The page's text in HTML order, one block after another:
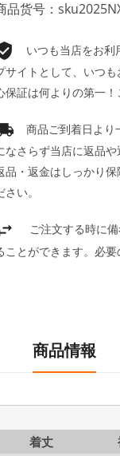
品货号：
いつも当店をお
サイトとして、いつ
保証は何よりの第一！
商品ご到着日より
なさらず当店に返品
品・返金はしっかり
さい。
ご注文する時に
ことができます。必要
商品情報
着丈